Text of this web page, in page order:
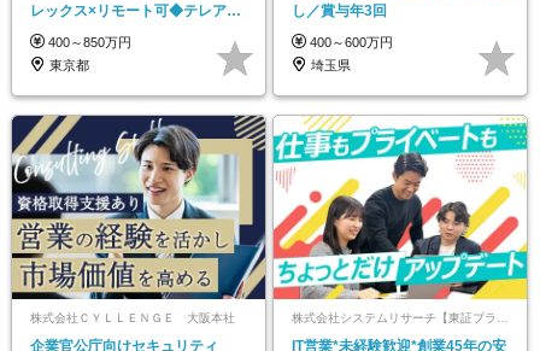
レックス×リモート可◆テレアポ
無し◆大手と取引多数
400～850万円
東京都
し／賞与年3回
400～600万円
埼玉県
株式会社ＣＹＬＬＥＮＧＥ 大阪本社
企業官公庁向けセキュリティ
株式会社システムリサーチ【東証プライム・名証プレミア市場上場】
IT営業*未経験歓迎*創業45年の安